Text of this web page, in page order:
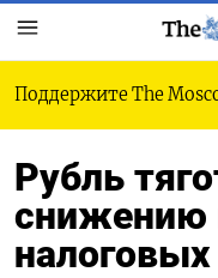
Поддержите The
Рубль
снижению